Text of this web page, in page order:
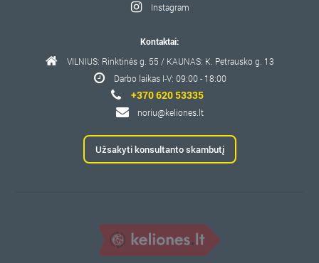
Instagram
Kontaktai:
VILNIUS: Rinktinės g. 55 / KAUNAS: K. Petrausko g. 13
Darbo laikas I-V: 09:00 - 18:00
+370 620 53335
noriu@keliones.lt
Užsakyti konsultanto skambutį